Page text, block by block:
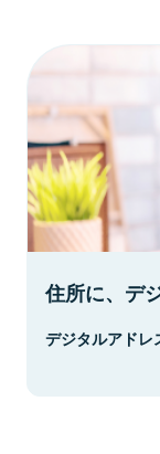
住所に、デ
デジタルアドレ